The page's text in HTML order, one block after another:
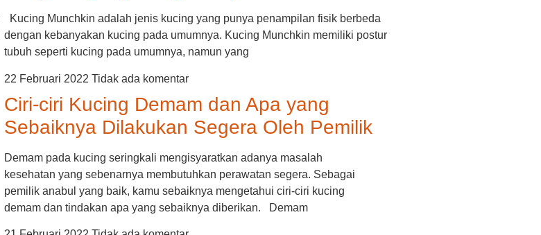
Kucing Munchkin adalah jenis kucing yang punya penampilan fisik berbeda
dengan kebanyakan kucing pada umumnya. Kucing Munchkin memiliki postur
tubuh seperti kucing pada umumnya, namun yang
22 Februari 2022 Tidak ada komentar
Ciri-ciri Kucing Demam dan Apa yang
Sebaiknya Dilakukan Segera Oleh Pemilik
Demam pada kucing seringkali mengisyaratkan adanya masalah
kesehatan yang sebenarnya membutuhkan perawatan segera. Sebagai
pemilik anabul yang baik, kamu sebaiknya mengetahui ciri-ciri kucing
demam dan tindakan apa yang sebaiknya diberikan. Demam